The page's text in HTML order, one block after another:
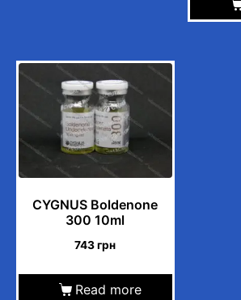
CYGNUS Boldenone
300 10ml
743грн
Read more